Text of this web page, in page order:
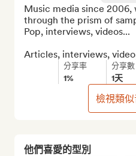
他們喜愛的型別
Music media since
through the prism of
Pop, interviews, videos...
Articles, interviews,
分享率
1%
分享數
1天
檢視類